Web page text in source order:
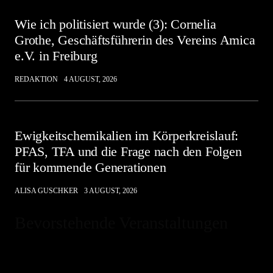
Wie ich politisiert wurde (3): Cornelia
Grothe, Geschäftsführerin des Vereins Amica
e.V. in Freiburg
REDAKTION 4 AUGUST, 2026
Ewigkeitschemikalien im Körperkreislauf:
PFAS, TFA und die Frage nach den Folgen
für kommende Generationen
ALISA GUSCHKER 3 AUGUST, 2026